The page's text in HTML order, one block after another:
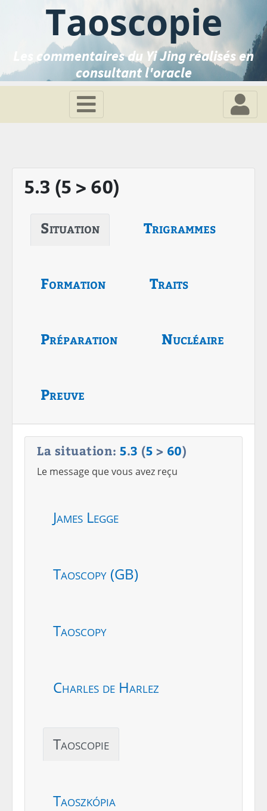
Taoscopie
Les commentaires du Yi Jing réalisés en
consultant l'oracle
5.3 (5 > 60)
Situation Trigrammes
Formation Traits
Préparation Nucléaire
Preuve
La situation: 5.3 (5 > 60)
Le message que vous avez reçu
James Legge
Taoscopy (GB)
Taoscopy
Charles de Harlez
Taoscopie
Taoszkópia